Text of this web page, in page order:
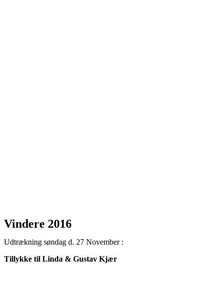
Vindere 2016
Udtrækning søndag d. 27 November :
Tillykke til Linda & Gustav Kjær